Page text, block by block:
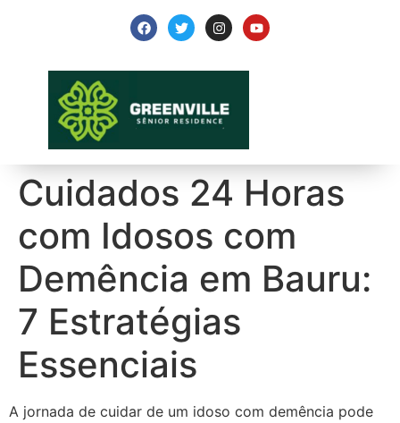
Cuidados 24 Horas
com Idosos com
Demência em Bauru:
7 Estratégias
Essenciais
A jornada de cuidar de um idoso com demência pode